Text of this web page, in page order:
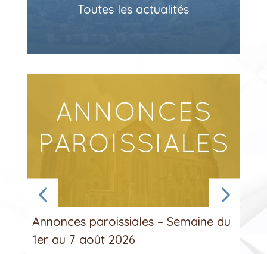
Toutes les actualités
Annonces paroissiales – Semaine du
1er au 7 août 2026